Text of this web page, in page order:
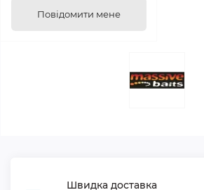
Повідомити мене
Швидка доставка